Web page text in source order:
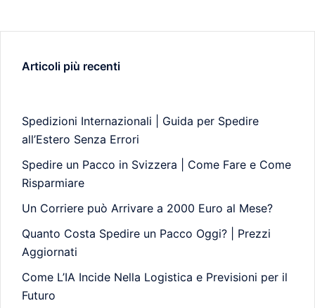
Articoli più recenti
Spedizioni Internazionali | Guida per Spedire
all’Estero Senza Errori
Spedire un Pacco in Svizzera | Come Fare e Come
Risparmiare
Un Corriere può Arrivare a 2000 Euro al Mese?
Quanto Costa Spedire un Pacco Oggi? | Prezzi
Aggiornati
Come L’IA Incide Nella Logistica e Previsioni per il
Futuro